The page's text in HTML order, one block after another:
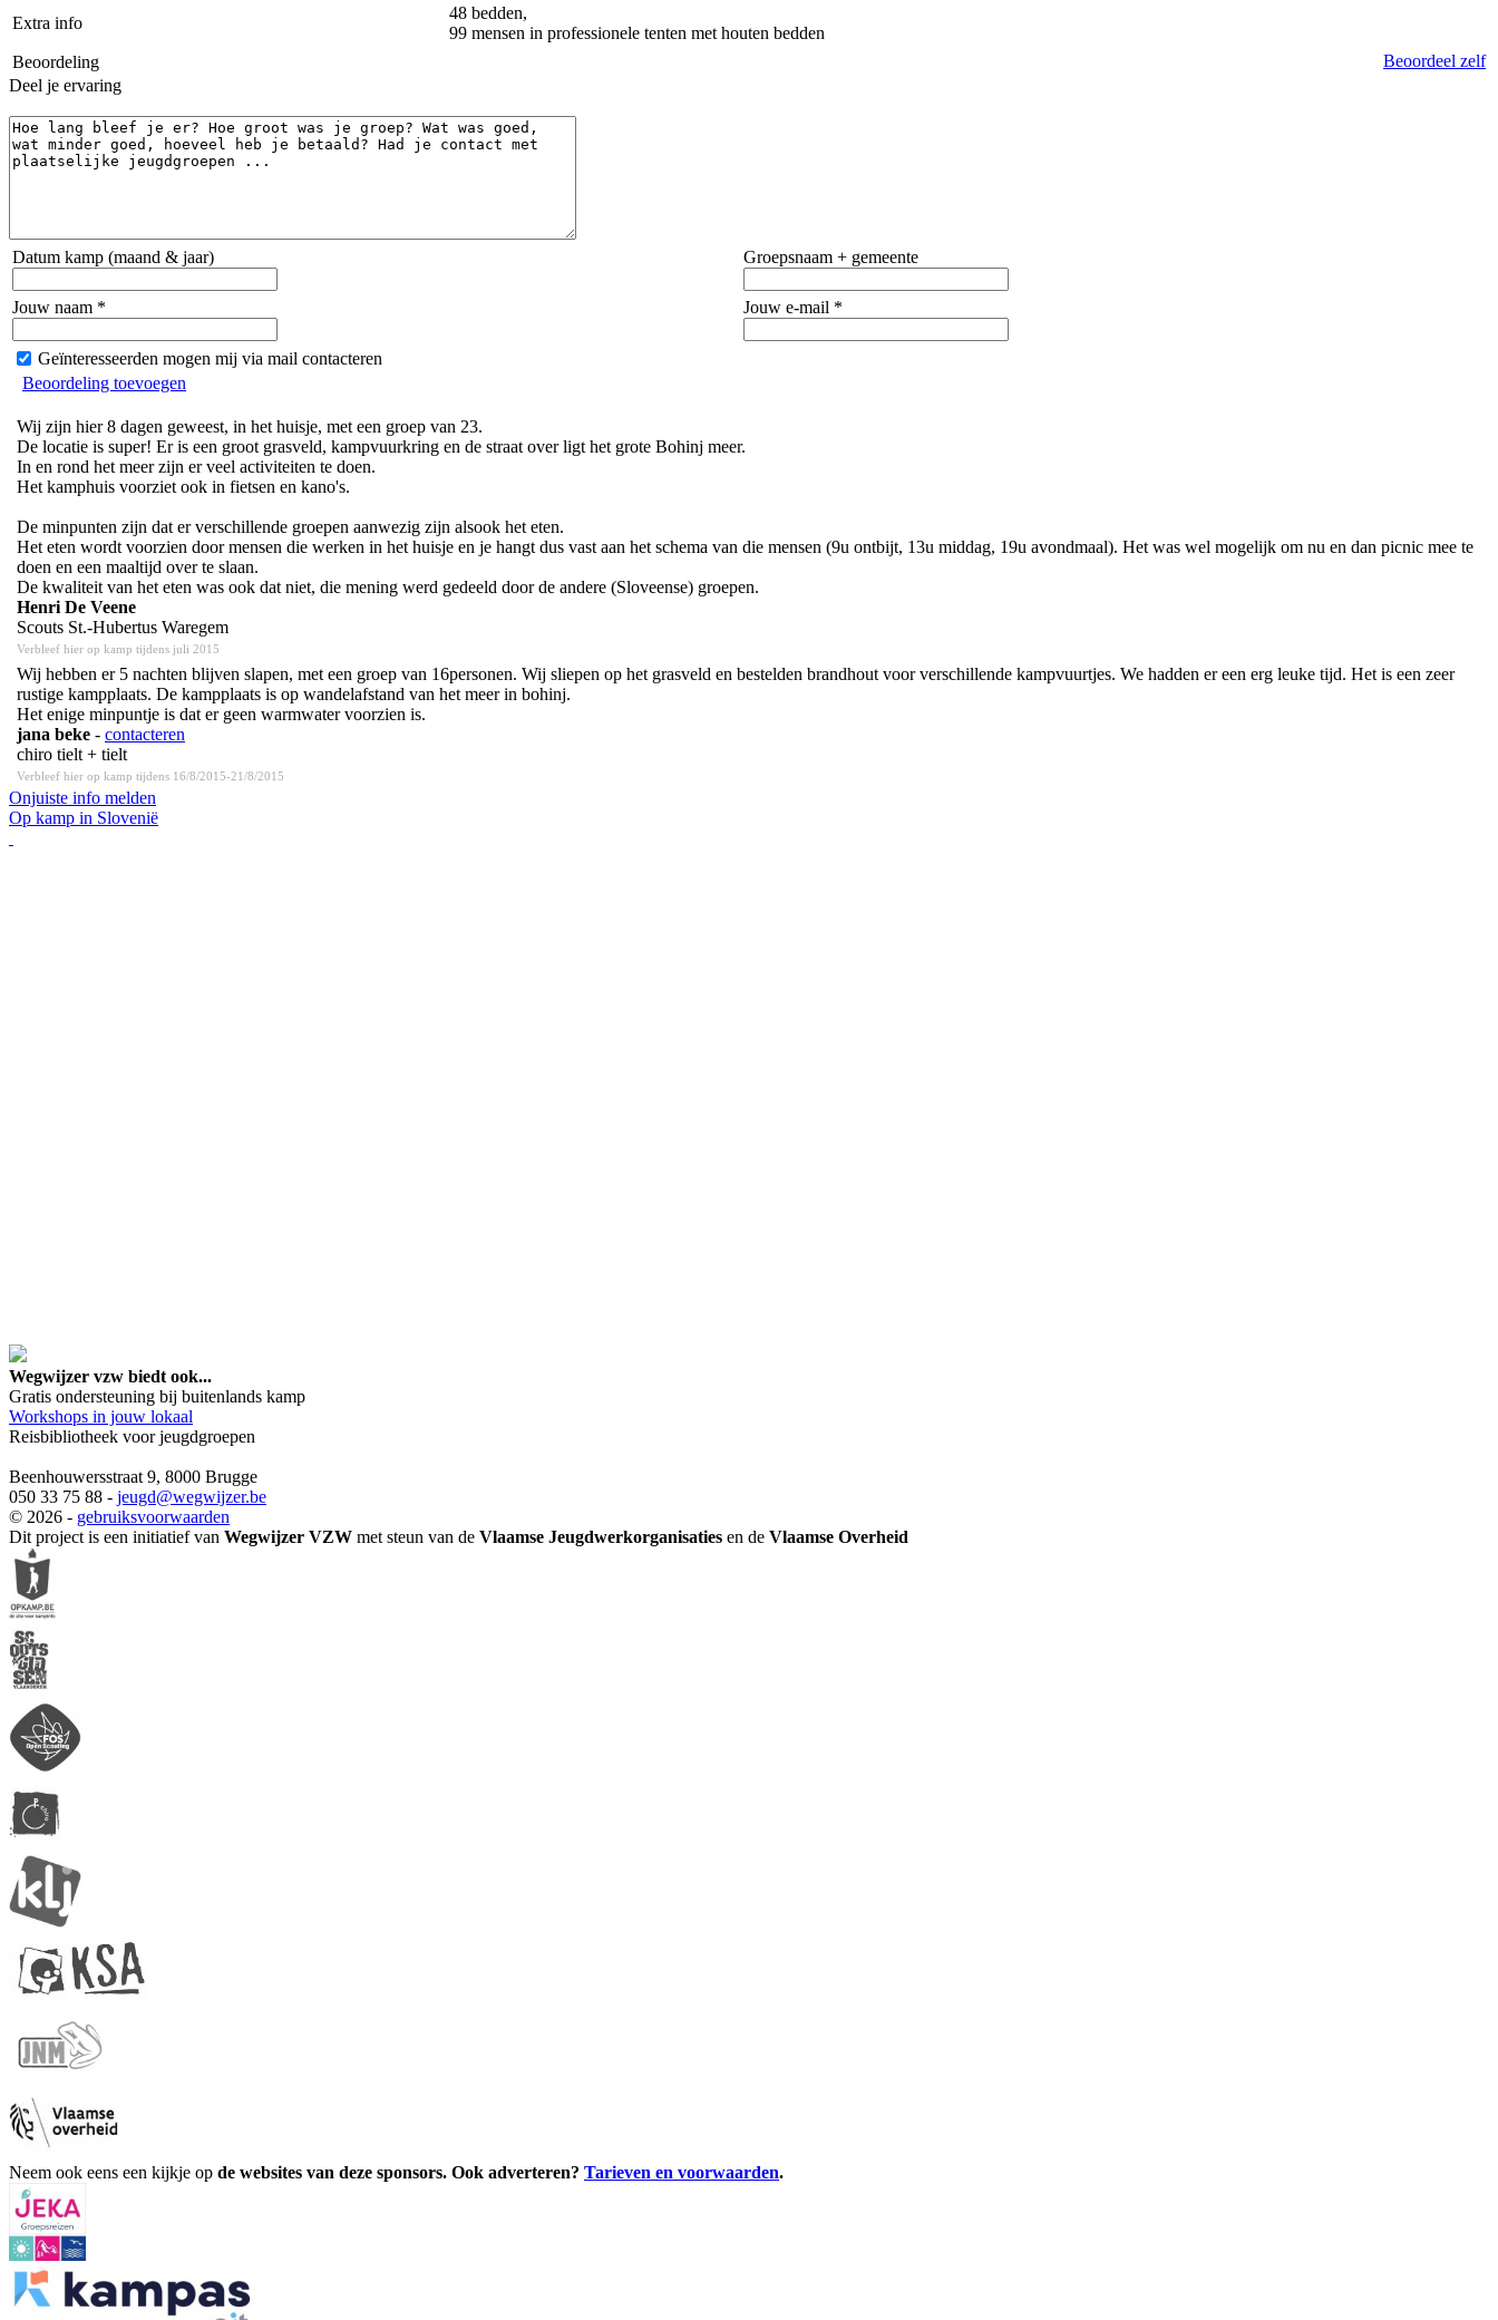
Extra info
48 bedden,
99 mensen in professionele tenten met houten bedden
Beoordeling
Beoordeel zelf
Deel je ervaring
Datum kamp (maand & jaar) Groepsnaam + gemeente
Jouw naam * Jouw e-mail *
Geïnteresseerden mogen mij via mail contacteren
Beoordeling toevoegen
Wij zijn hier 8 dagen geweest, in het huisje, met een groep van 23.
De locatie is super! Er is een groot grasveld, kampvuurkring en de straat over ligt het grote Bohinj meer.
In en rond het meer zijn er veel activiteiten te doen.
Het kamphuis voorziet ook in fietsen en kano's.
De minpunten zijn dat er verschillende groepen aanwezig zijn alsook het eten.
Het eten wordt voorzien door mensen die werken in het huisje en je hangt dus vast aan het schema van die mensen (9u ontbijt, 13u middag, 19u avondmaal). Het was wel mogelijk om nu en dan picnic mee te
doen en een maaltijd over te slaan.
De kwaliteit van het eten was ook dat niet, die mening werd gedeeld door de andere (Sloveense) groepen.
Henri De Veene
Scouts St.-Hubertus Waregem
Verbleef hier op kamp tijdens juli 2015
Wij hebben er 5 nachten blijven slapen, met een groep van 16personen. Wij sliepen op het grasveld en bestelden brandhout voor verschillende kampvuurtjes. We hadden er een erg leuke tijd. Het is een zeer
rustige kampplaats. De kampplaats is op wandelafstand van het meer in bohinj.
Het enige minpuntje is dat er geen warmwater voorzien is.
jana beke - contacteren
chiro tielt + tielt
Verbleef hier op kamp tijdens 16/8/2015-21/8/2015
Onjuiste info melden
Op kamp in Slovenië
Wegwijzer vzw biedt ook...
Gratis ondersteuning bij buitenlands kamp
Workshops in jouw lokaal
Reisbibliotheek voor jeugdgroepen
Beenhouwersstraat 9, 8000 Brugge
050 33 75 88 - jeugd@wegwijzer.be
© 2026 - gebruiksvoorwaarden
Dit project is een initiatief van Wegwijzer VZW met steun van de Vlaamse Jeugdwerkorganisaties en de Vlaamse Overheid
Neem ook eens een kijkje op de websites van deze sponsors. Ook adverteren? Tarieven en voorwaarden.